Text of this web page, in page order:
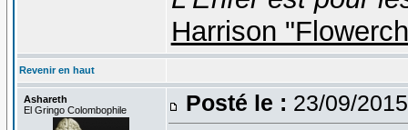
Harrison
Revenir en haut
Ashareth
El Gringo Colombophile
Posté le : 23/09/